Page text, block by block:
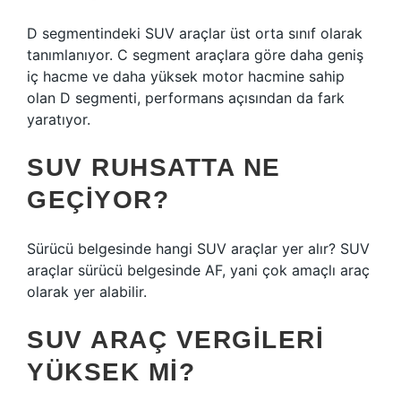
D segmentindeki SUV araçlar üst orta sınıf olarak
tanımlanıyor. C segment araçlara göre daha geniş
iç hacme ve daha yüksek motor hacmine sahip
olan D segmenti, performans açısından da fark
yaratıyor.
SUV RUHSATTA NE
GEÇIYOR?
Sürücü belgesinde hangi SUV araçlar yer alır? SUV
araçlar sürücü belgesinde AF, yani çok amaçlı araç
olarak yer alabilir.
SUV ARAÇ VERGILERI
YÜKSEK MI?